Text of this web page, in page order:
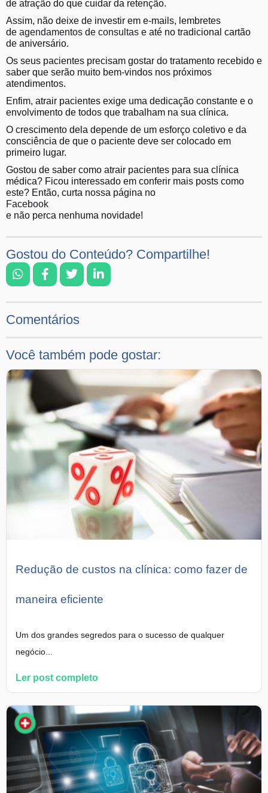
de atração do que cuidar da retenção.
Assim, não deixe de investir em e-mails, lembretes
de agendamentos de consultas e até no tradicional cartão
de aniversário.
Os seus pacientes precisam gostar do tratamento recebido e
saber que serão muito bem-vindos nos próximos
atendimentos.
Enfim, atrair pacientes exige uma dedicação constante e o
envolvimento de todos que trabalham na sua clínica.
O crescimento dela depende de um esforço coletivo e da
consciência de que o paciente deve ser colocado em
primeiro lugar.
Gostou de saber como atrair pacientes para sua clínica
médica? Ficou interessado em conferir mais posts como
este? Então, curta nossa página no
Facebook
e não perca nenhuma novidade!
Gostou do Conteúdo? Compartilhe!
Comentários
Você também pode gostar:
Redução de custos na clínica: como fazer de
maneira eficiente
Um dos grandes segredos para o sucesso de qualquer
negócio...
Ler post completo